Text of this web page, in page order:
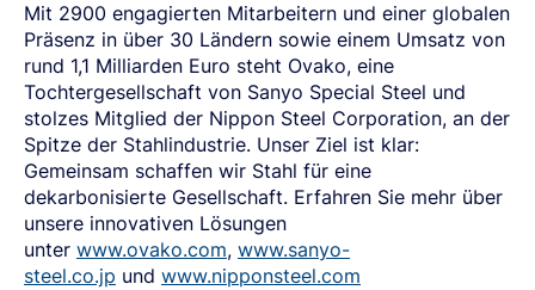
Mit 2900 engagierten Mitarbeitern und einer globalen
Präsenz in über 30 Ländern sowie einem Umsatz von
rund 1,1 Milliarden Euro steht Ovako, eine
Tochtergesellschaft von Sanyo Special Steel und
stolzes Mitglied der Nippon Steel Corporation, an der
Spitze der Stahlindustrie. Unser Ziel ist klar:
Gemeinsam schaffen wir Stahl für eine
dekarbonisierte Gesellschaft. Erfahren Sie mehr über
unsere innovativen Lösungen
unter www.ovako.com, www.sanyo-
steel.co.jp und www.nipponsteel.com